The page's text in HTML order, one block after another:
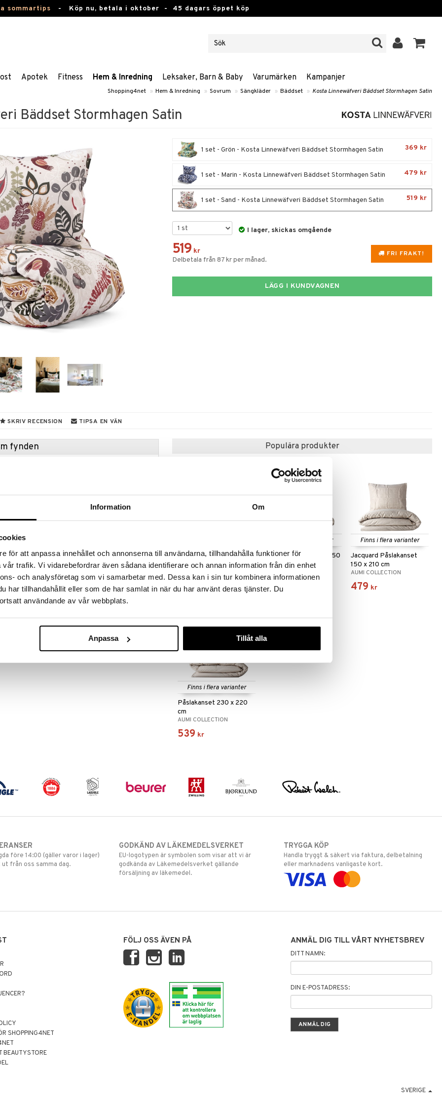
Information Om
för att anpassa innehållet och annonserna till användarna, tillhandahålla funktioner för
trafik. Vi vidarebefordrar även sådana identifierare och annan information från din enhet
och analysföretag som vi samarbetar med. Dessa kan i sin tur kombinera informationen
har tillhandahållit eller som de har samlat in när du har använt deras tjänster. Du
användande av vår webbplats.
Anpassa Tillåt alla
sommartips - Köp nu, betala i oktober - 45 dagars öppet köp
Apotek Fitness Hem & Inredning Leksaker, Barn & Baby Varumärken Kampanjer
Shopping4net » Hem & Inredning » Sovrum » Sängkläder » Bäddset » Kosta Linnewäfveri Bäddset Stormhagen Satin
Bäddset Stormhagen Satin
1 set - Grön - Kosta Linnewäfveri Bäddset Stormhagen Satin 369 kr
1 set - Marin - Kosta Linnewäfveri Bäddset Stormhagen Satin 479 kr
1 set - Sand - Kosta Linnewäfveri Bäddset Stormhagen Satin 519 kr
I lager, skickas omgående
FRI FRAKT!
519 kr
Delbetala från 87 kr per månad.
LÄGG I KUNDVAGNEN
SKRIV RECENSION TIPSA EN VÄN
fynden
fram till 31/8-2026, men var snabb - dina
kan fort ta slut!
»
satin, levereras med ett örngott och ett
Populära produkter
Påslakanset 150 x 210
cm
AUMI COLLECTION
439 kr
Finns i flera varianter
Randigt Påslakanset 150
x 210 cm
AUMI COLLECTION
479
Finns i flera varianter
Jacquard Påslakanset
150 x 210 cm
AUMI COLLECTION
479 kr
Finns i flera varianter
Påslakanset 230 x 220
cm
AUMI COLLECTION
539 kr
före 14:00 (gäller varor i lager)
från oss samma dag.
GODKÄND AV LÄKEMEDELSVERKET
EU-logotypen är symbolen som visar att vi är
godkända av Läkemedelsverket gällande
försäljning av läkemedel.
TRYGGA KÖP
Handla tryggt & säkert via faktura, delbetalning
eller marknadens vanligaste kort.
SHOPPING4NET
BEAUTYSTORE
FÖLJ OSS ÄVEN PÅ ANMÄL DIG TILL VÅRT NYHETSBREV
DITT NAMN:
DIN E-POSTADRESS:
SVERIGE